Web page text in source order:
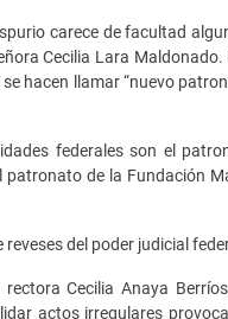
carece de facultad
Cecilia Lara Maldonado.
hacen llamar “nuevo
federales son el
de la Fundación
del poder judicial
Cecilia Anaya
actos irregulares